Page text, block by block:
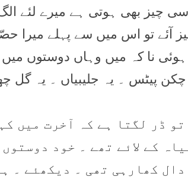
سی چیز بھی ہوتی ہے میرے لئے
آئے تو اس میں سے پہلے میرا
نا کہ میں وہاں دوستوں میں
پیٹس ۔ یہ جلیبیاں ۔ یہ گل
ڈر لگتا ہے کہ آخرت میں
کے لائے تھے ۔ خود دوستوں
کھارہی تھی ۔ دیکھئے ۔